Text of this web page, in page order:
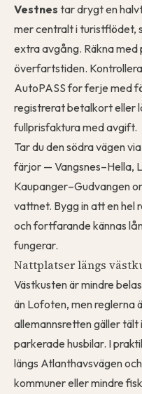
Vestnes tar drygt en
mer centralt i turistflödet,
extra avgång. Räkna
överfartstiden.
AutoPASS for ferje med
registrerat betalkort eller
fullprisfaktura med avgift.
Tar du den södra vägen
färjor — Vangsnes–Hella,
Kaupanger–Gudvangen
vattnet. Bygg in att en hel
och fortfarande kännas
fungerar.
Nattplatser längs
Västkusten är mindre
än Lofoten, men reglerna
allemannsretten gäller
parkerade husbilar. I
längs Atlanthavsvägen
kommuner eller mindre